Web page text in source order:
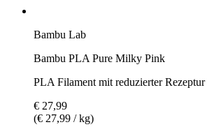
Bambu Lab
Bambu PLA Pure Milky Pink
PLA Filament mit reduzierter
€ 27,99
(€ 27,99 / kg)